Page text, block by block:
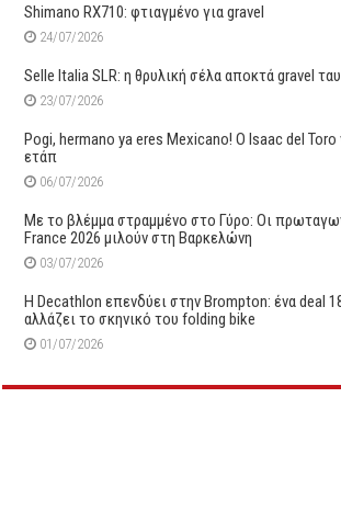
Shimano RX710: φτιαγμένο για gravel
24/07/2026
Selle Italia SLR: η θρυλική σέλα αποκτά gravel
23/07/2026
Pogi, hermano ya eres Mexicano! Ο Ιsaac del Toro
ετάπ
06/07/2026
Με το βλέμμα στραμμένο στο Γύρο: Οι
France 2026 μιλούν στη Βαρκελώνη
03/07/2026
Η Decathlon επενδύει στην Brompton: ένα deal
αλλάζει το σκηνικό του folding bike
01/07/2026